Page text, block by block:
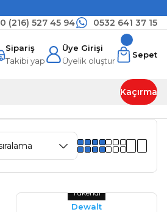
0 (216) 527 45 94 0532 641 37 15
Sipariş
Takibi yap
Üye Girişi
Üyelik oluştur
Sepet
Kaçırma
Tükendi
Dewalt